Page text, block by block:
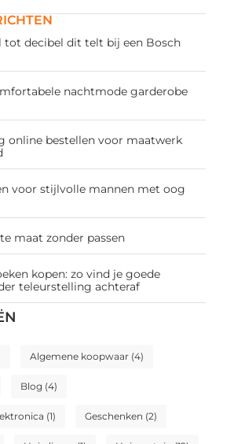
tot decibel dit telt bij een Bosch
nachtmode garderobe
online bestellen voor maatwerk
voor stijlvolle mannen met oog
maat zonder passen
kopen: zo vind je goede
teleurstelling achteraf
Algemene koopwaar(4)
Blog (4)
(1) Geschenken (2)